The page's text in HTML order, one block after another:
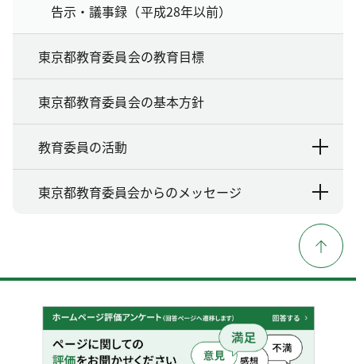
告示・議事録（平成28年以前）
東京都教育委員会の教育目標
東京都教育委員会の基本方針
教育委員の活動
東京都教育委員会からのメッセージ